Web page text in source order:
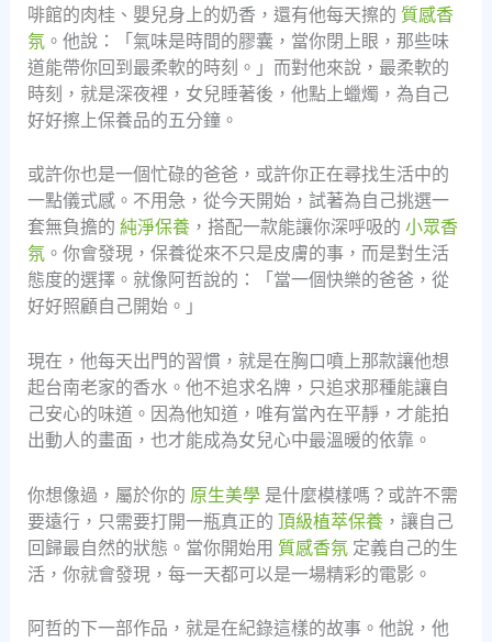
啡館的肉桂、嬰兒身上的奶香，還有他每天擦的 質感香
氛。他說：「氣味是時間的膠囊，當你閉上眼，那些味
道能帶你回到最柔軟的時刻。」而對他來說，最柔軟的
時刻，就是深夜裡，女兒睡著後，他點上蠟燭，為自己
好好擦上保養品的五分鐘。
或許你也是一個忙碌的爸爸，或許你正在尋找生活中的
一點儀式感。不用急，從今天開始，試著為自己挑選一
套無負擔的 純淨保養，搭配一款能讓你深呼吸的 小眾香
氛。你會發現，保養從來不只是皮膚的事，而是對生活
態度的選擇。就像阿哲說的：「當一個快樂的爸爸，從
好好照顧自己開始。」
現在，他每天出門的習慣，就是在胸口噴上那款讓他想
起台南老家的香水。他不追求名牌，只追求那種能讓自
己安心的味道。因為他知道，唯有當內在平靜，才能拍
出動人的畫面，也才能成為女兒心中最溫暖的依靠。
你想像過，屬於你的 原生美學是什麼模樣嗎？或許不需
要遠行，只需要打開一瓶真正的 頂級植萃保養，讓自己
回歸最自然的狀態。當你開始用 質感香氛定義自己的生
活，你就會發現，每一天都可以是一場精彩的電影。
阿哲的下一部作品，就是在紀錄這樣的故事。他說，他